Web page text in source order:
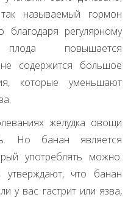
называемый гормон
благодаря регулярному
повышается
содержится большое
которые уменьшают
желудка овощи
Но банан является
употреблять можно.
что банан
у вас гастрит или язва,